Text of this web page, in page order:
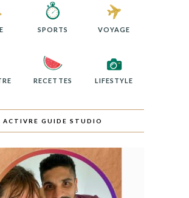
SPORTS VOYAGE
RECETTES LIFESTYLE
ACTIVRE GUIDE STUDIO